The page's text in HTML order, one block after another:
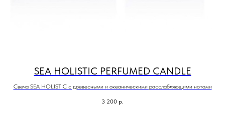
SEA HOLISTIC PERFUMED CANDLE
Свеча SEA HOLISTIC с древесными и океаническими расслабляющими нотами
3 200 р.